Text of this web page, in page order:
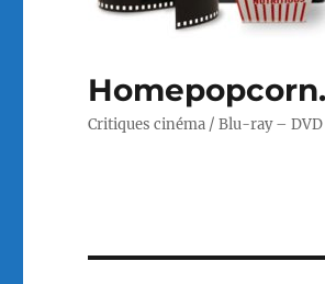
Critiques cinéma / Blu-ray – DVD